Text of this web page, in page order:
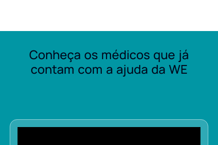
Conheça os médicos que já
contam com a ajuda da WE